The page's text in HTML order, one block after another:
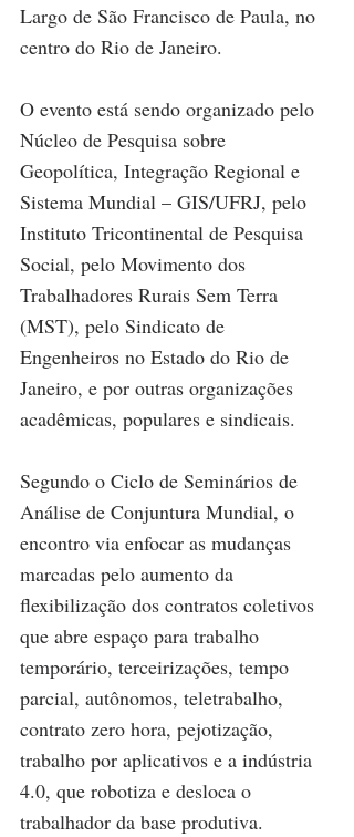
Largo de São Francisco de Paula, no
centro do Rio de Janeiro.
O evento está sendo organizado pelo
Núcleo de Pesquisa sobre
Geopolítica, Integração Regional e
Sistema Mundial – GIS/UFRJ, pelo
Instituto Tricontinental de Pesquisa
Social, pelo Movimento dos
Trabalhadores Rurais Sem Terra
(MST), pelo Sindicato de
Engenheiros no Estado do Rio de
Janeiro, e por outras organizações
acadêmicas, populares e sindicais.
Segundo o Ciclo de Seminários de
Análise de Conjuntura Mundial, o
encontro via enfocar as mudanças
marcadas pelo aumento da
flexibilização dos contratos coletivos
que abre espaço para trabalho
temporário, terceirizações, tempo
parcial, autônomos, teletrabalho,
contrato zero hora, pejotização,
trabalho por aplicativos e a indústria
4.0, que robotiza e desloca o
trabalhador da base produtiva.